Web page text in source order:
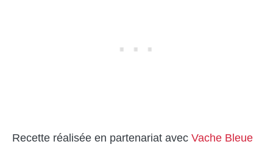
Recette réalisée en partenariat avec Vache Bleue